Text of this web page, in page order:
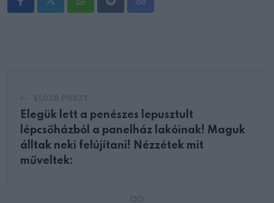
WhatsappRedditShare
Elegük lett a penészes lepusztult
lépcsőházból a panelház lakóinak! Maguk
álltak neki felújítani! Nézzétek mit
műveltek: